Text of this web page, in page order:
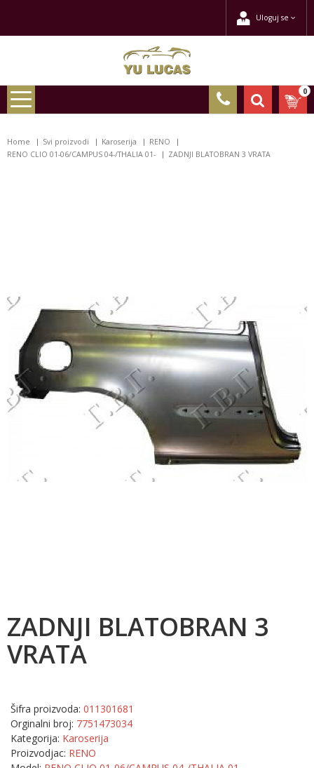
Uloguj se
0
Home Svi proizvodi Karoserija
RENO
RENO CLIO 01-06/CAMPUS 04-/THALIA 01-
ZADNJI BLATOBRAN 3 VRATA
ZADNJI BLATOBRAN 3
VRATA
Šifra proizvoda: 011301681
Orginalni broj: 7751473034
Kategorija: Karoserija
Proizvodjac: RENO